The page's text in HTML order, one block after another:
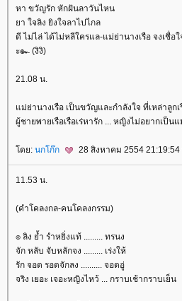
หา ขวัญรัก หักฝันลาวันไหน
า ใจลิง ยิงใจลาไปไกล
ดี ไม่ไล่ ได้ไม่หลีใครแล-แม่ย่านางเรือ จงเชื่อ
ะ๛ (งิงิ)
21.08 น.
ม่ย่านางเรือ เป็นขวัญและกำลังใจ ที่เหล่าลูกเ
ผู้ชายพายเรือเรือเร่หารัก ... หญิงไม่อยากเป็นแ
ดย: นกโก๊ก 28 สิงหาคม 2554 21:19:54
11.53 น.
(คำโคลงกล-คนโคลงกรรม)
๏ ลิง ย้ำ รำหยิ่งแท้ ......... ทรนง
จัก หลับ จับหลักจง ......... เร่งให้
รัก จอด รอดจักลง .......... จอดอู่
จริง เยอะ เจอะหญิงไหว้ ... กราบเช้ากราบเย็น